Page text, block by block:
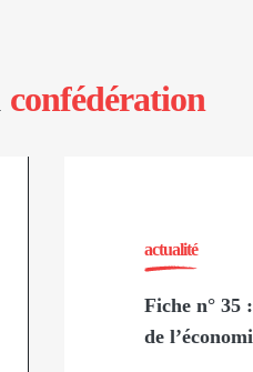
confédération
actualité
Fiche n° 35
de